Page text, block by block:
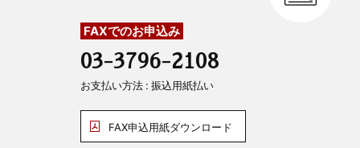
FAXでのお申込み
03-3796-2108
お支払い方法 : 振込用紙払い
FAX申込用紙ダウンロード